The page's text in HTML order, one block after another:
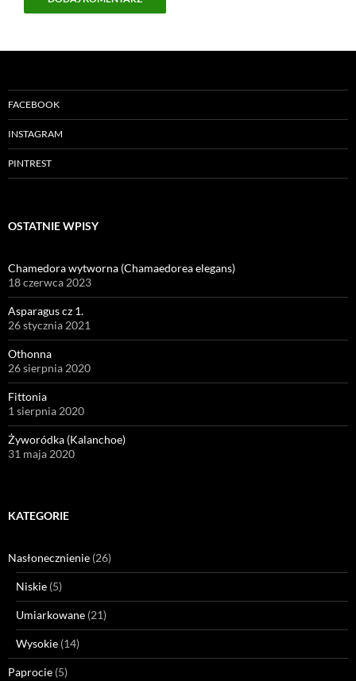
FACEBOOK
INSTAGRAM
PINTREST
OSTATNIE WPISY
Chamedora wytworna (Chamaedorea elegans)
18 czerwca 2023
Asparagus cz 1.
26 stycznia 2021
Othonna
26 sierpnia 2020
Fittonia
1 sierpnia 2020
Żyworódka (Kalanchoe)
31 maja 2020
KATEGORIE
Nasłonecznienie (26)
Niskie (5)
Umiarkowane (21)
Wysokie (14)
Paprocie (5)